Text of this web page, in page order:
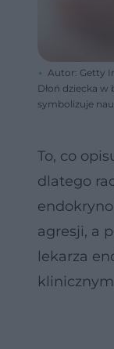
Autor: Getty
Dłoń dziecka
symbolizuje
To, co
dlatego
agresji, a
lekarza